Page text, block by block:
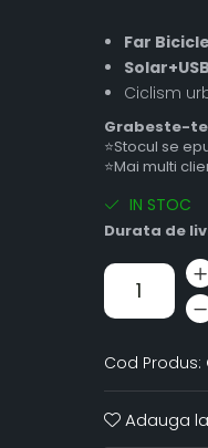
Far
Ciclism
Grabeste-
⭐Stocul se
⭐Mai multi
IN STOC
Durata de
Cod Produs:
Adauga